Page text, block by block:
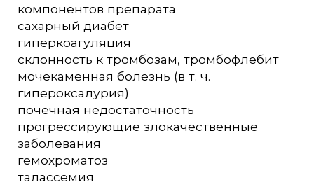
компонентов препарата
сахарный диабет
гиперкоагуляция
склонность к тромбозам, тромбофлебит
мочекаменная болезнь (в т. ч.
гипероксалурия)
почечная недостаточность
прогрессирующие злокачественные
заболевания
гемохроматоз
талассемия